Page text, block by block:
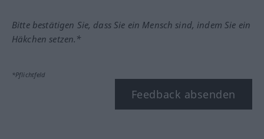
Bitte bestätigen Sie, dass Sie ein Mensch sind, indem Sie ein
Häkchen setzen.*
*Pflichtfeld
Feedback absenden